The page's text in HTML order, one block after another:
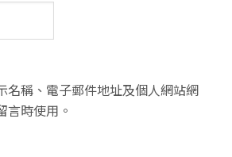
名稱、電子郵件地址及個人網站網
言時使用。